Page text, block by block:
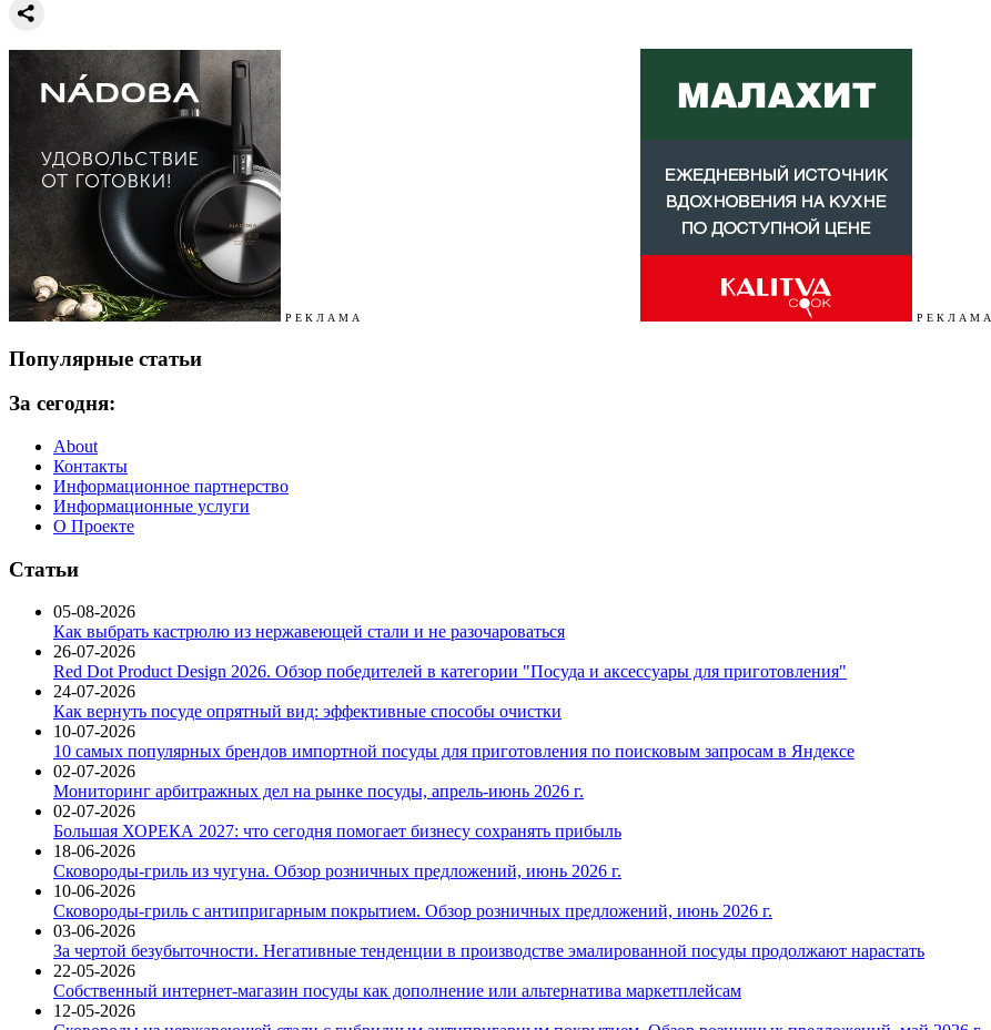
Р Е К Л А М А Р Е К Л А М А
Популярные статьи
За сегодня:
About
Контакты
Информационное партнерство
Информационные услуги
О Проекте
Статьи
05-08-2026
Как выбрать кастрюлю из нержавеющей стали и не разочароваться
26-07-2026
Red Dot Product Design 2026. Обзор победителей в категории "Посуда и аксессуары для приготовления"
24-07-2026
Как вернуть посуде опрятный вид: эффективные способы очистки
10-07-2026
10 самых популярных брендов импортной посуды для приготовления по поисковым запросам в Яндексе
02-07-2026
Мониторинг арбитражных дел на рынке посуды, апрель-июнь 2026 г.
02-07-2026
Большая ХОРЕКА 2027: что сегодня помогает бизнесу сохранять прибыль
18-06-2026
Сковороды-гриль из чугуна. Обзор розничных предложений, июнь 2026 г.
10-06-2026
Сковороды-гриль с антипригарным покрытием. Обзор розничных предложений, июнь 2026 г.
03-06-2026
За чертой безубыточности. Негативные тенденции в производстве эмалированной посуды продолжают нарастать
22-05-2026
Собственный интернет-магазин посуды как дополнение или альтернатива маркетплейсам
12-05-2026